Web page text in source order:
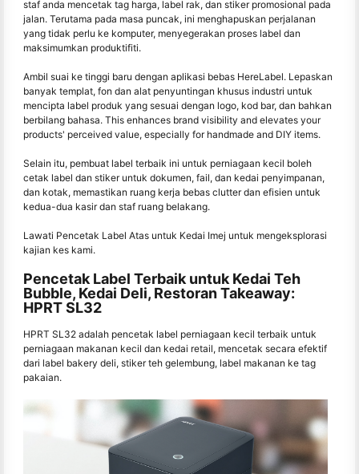
staf anda mencetak tag harga, label rak, dan stiker promosional pada
jalan. Terutama pada masa puncak, ini menghapuskan perjalanan
yang tidak perlu ke komputer, menyegerakan proses label dan
maksimumkan produktifiti.
Ambil suai ke tinggi baru dengan aplikasi bebas HereLabel. Lepaskan
banyak templat, fon dan alat penyuntingan khusus industri untuk
mencipta label produk yang sesuai dengan logo, kod bar, dan bahkan
berbilang bahasa. This enhances brand visibility and elevates your
products' perceived value, especially for handmade and DIY items.
Selain itu, pembuat label terbaik ini untuk perniagaan kecil boleh
cetak label dan stiker untuk dokumen, fail, dan kedai penyimpanan,
dan kotak, memastikan ruang kerja bebas clutter dan efisien untuk
kedua-dua kasir dan staf ruang belakang.
Lawati Pencetak Label Atas untuk Kedai Imej untuk mengeksplorasi
kajian kes kami.
Pencetak Label Terbaik untuk Kedai Teh
Bubble, Kedai Deli, Restoran Takeaway:
HPRT SL32
HPRT SL32 adalah pencetak label perniagaan kecil terbaik untuk
perniagaan makanan kecil dan kedai retail, mencetak secara efektif
dari label bakery deli, stiker teh gelembung, label makanan ke tag
pakaian.